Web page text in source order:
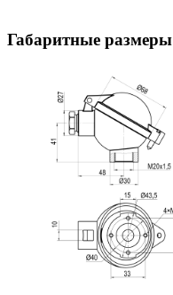
Габаритные размеры